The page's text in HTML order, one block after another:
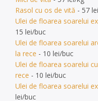
Rasol cu os de vită - 57
Ulei de floarea soarelui
15 lei/buc
Ulei de floarea soarelui
la rece - 10 lei/buc
Ulei de floarea soarelui
rece - 10 lei/buc
Ulei de floarea soarelui
lei/buc